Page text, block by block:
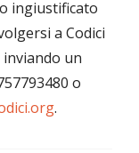
ingiustificato
a Codici
un
o
.